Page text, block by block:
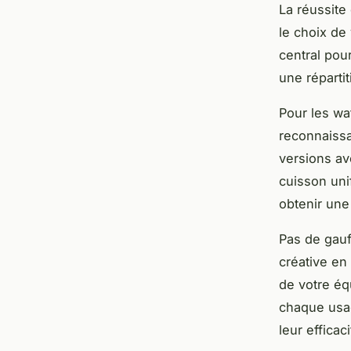
La
le choix
central
une
Pour les
versions
cuisson
obtenir
Pas de
créative
de votre
chaque
leur